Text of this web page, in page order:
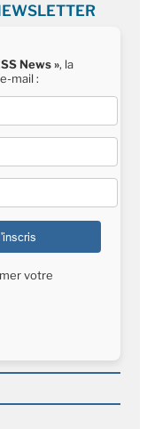
News », la
mail :
votre